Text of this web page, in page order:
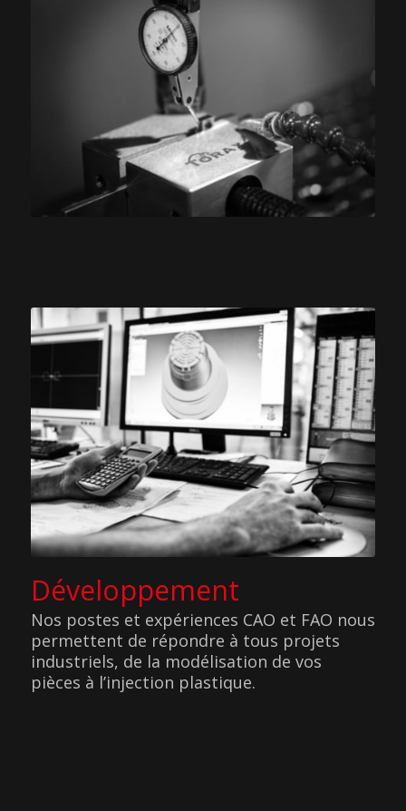
Développement
Nos postes et expériences CAO et FAO nous
permettent de répondre à tous projets
industriels, de la modélisation de vos
pièces à l’injection plastique.